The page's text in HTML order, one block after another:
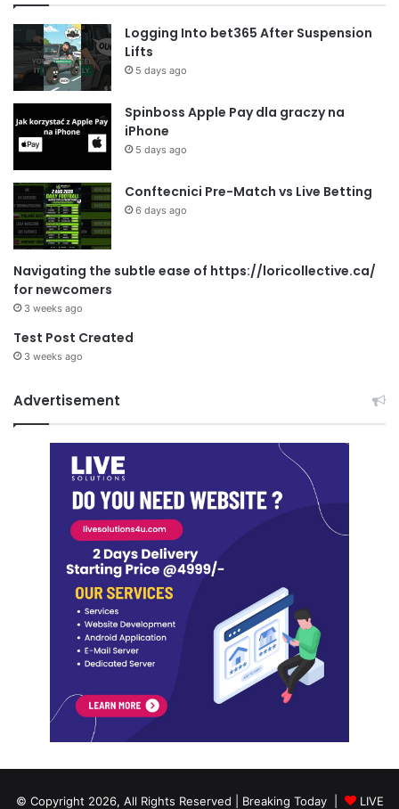
Logging Into bet365 After Suspension
Lifts
5 days ago
Spinboss Apple Pay dla graczy na
iPhone
5 days ago
Conftecnici Pre-Match vs Live Betting
6 days ago
Navigating the subtle ease of https://loricollective.ca/
for newcomers
3 weeks ago
Test Post Created
3 weeks ago
Advertisement
© Copyright 2026, All Rights Reserved | Breaking Today | LIVE